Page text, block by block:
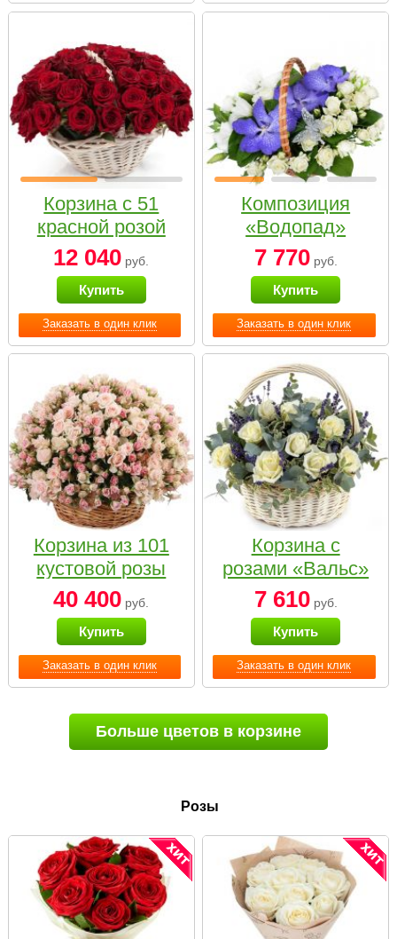
Заказать в один клик
Корзина с 51
красной розой
12 040 руб.
Купить
Заказать в один клик
Композиция
«Водопад»
7 770руб.
Купить
Заказать в один клик
Корзина из 101
кустовой розы
нежных тонов
40 400 руб.
Купить
Заказать в один клик
Корзина с
розами «Вальс»
7 610руб.
Купить
Больше цветов в корзине
Розы